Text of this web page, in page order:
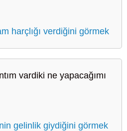
harçlığı verdiğini görmek
vardiki ne yapacağımı
gelinlik giydiğini görmek